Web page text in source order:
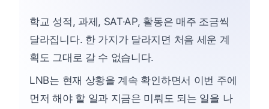
학교 성적, 과제, SAT·AP, 활동은 매주 조금씩
달라집니다. 한 가지가 달라지면 처음 세운 계
획도 그대로 갈 수 없습니다.
LNB는 현재 상황을 계속 확인하면서 이번 주에
먼저 해야 할 일과 지금은 미뤄도 되는 일을 나